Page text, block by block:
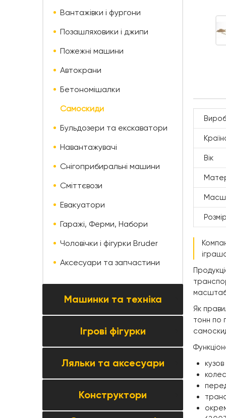
Вантажівки і фургони
Позашляховики і джипи
Пожежні машини
Автокрани
Бетономішалки
Самоскиди
Бульдозери та екскаватори
Навантажувачі
Снігоприбиральні машини
Сміттєвози
Евакуатори
Гаражі, Ферми, Набори
Чоловічки і фігурки Bruder
Аксесуари та запчастини
Машинки та техніка
Усі товари категорії →
Колекційні моделі
Автомобілі та мотоцикли
Паркінги, треки та автосервіси
Будівельна та спецтехніка
Ігрові фігурки
Всі товари категорії →
Фігурки тварин
Фігурки людей
Ляльки та аксесуари
Всі товари категорії →
Ляльки
Конструктори
Вік
Як
тонн по